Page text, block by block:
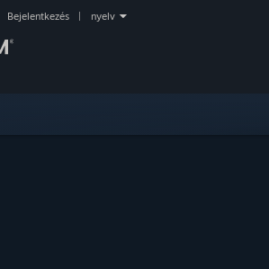
Bejelentkezés nyelv